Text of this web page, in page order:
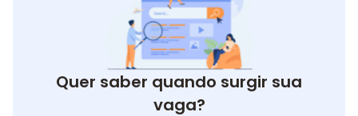
Quer saber quando surgir sua
vaga?